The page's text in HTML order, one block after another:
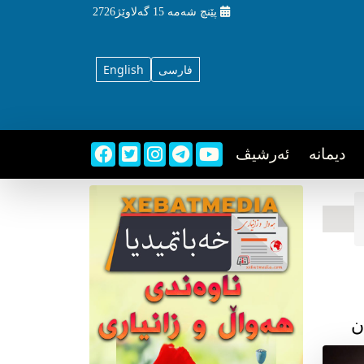
پێنچ شه‌مه‌ 15 گه‌لاوێژ2726
English فارسی
دیمانه ئه‌رشیڤ